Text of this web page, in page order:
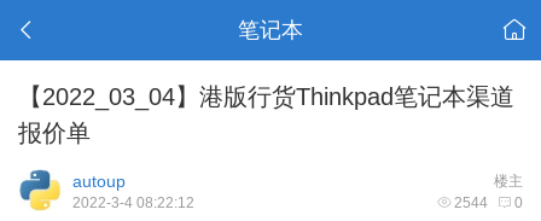
笔记本
【2022_03_04】港版行货Thinkpad笔记本渠道
报价单
楼主
autoup
2544 0
2022-3-4 08:22:12